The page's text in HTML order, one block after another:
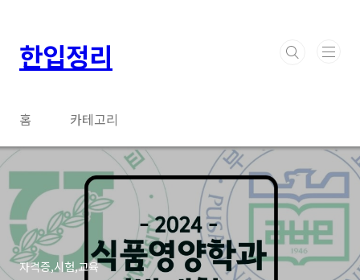
한입정리
홈 카테고리
자격증,시험,교육